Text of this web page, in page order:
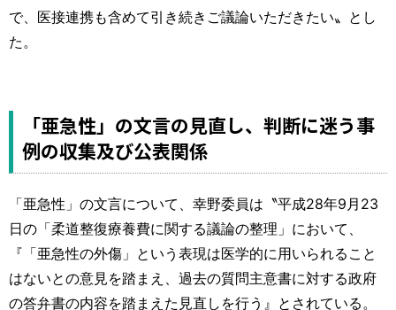
で、医接連携も含めて引き続きご議論いただきたい〟とし
た。
「亜急性」の文言の見直し、判断に迷う事
例の収集及び公表関係
「亜急性」の文言について、幸野委員は〝平成28年9月23
日の「柔道整復療養費に関する議論の整理」において、
『「亜急性の外傷」という表現は医学的に用いられること
はないとの意見を踏まえ、過去の質問主意書に対する政府
の答弁書の内容を踏まえた見直しを行う』とされている。